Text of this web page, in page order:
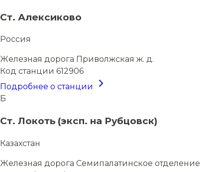
Ст. Алексиково
Россия
Железная дорога Приволжская ж. д.
Код станции 612906
Подробнее о станции
Б
Ст. Локоть (эксп. на Рубцовск)
Казахстан
Железная дорога Семипалатинское отделение